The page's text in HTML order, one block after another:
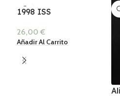
1998 ISS
26,00 €
Añadir Al Carrito